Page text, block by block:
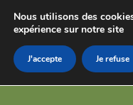
Nous utilisons des
expérience sur notre site
J'accepte Je refuse